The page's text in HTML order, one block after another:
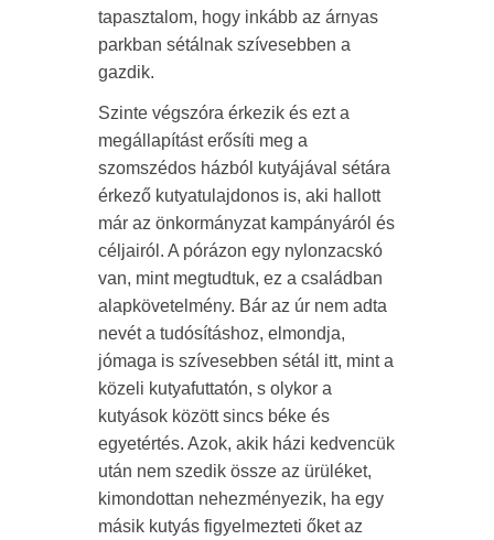
tapasztalom, hogy inkább az árnyas
parkban sétálnak szívesebben a
gazdik.
Szinte végszóra érkezik és ezt a
megállapítást erősíti meg a
szomszédos házból kutyájával sétára
érkező kutyatulajdonos is, aki hallott
már az önkormányzat kampányáról és
céljairól. A pórázon egy nylonzacskó
van, mint megtudtuk, ez a családban
alapkövetelmény. Bár az úr nem adta
nevét a tudósításhoz, elmondja,
jómaga is szívesebben sétál itt, mint a
közeli kutyafuttatón, s olykor a
kutyások között sincs béke és
egyetértés. Azok, akik házi kedvencük
után nem szedik össze az ürüléket,
kimondottan nehezményezik, ha egy
másik kutyás figyelmezteti őket az